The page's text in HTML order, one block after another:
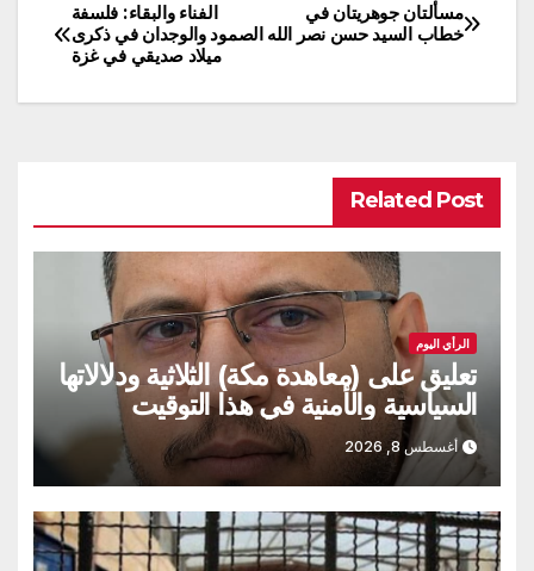
تصفّح
الفناء والبقاء: فلسفة
الصمود والوجدان في ذكرى
ميلاد صديقي في غزة
مسألتان جوهريتان في
خطاب السيد حسن نصر الله
Related Post
الرأي اليوم
تعليق على (معاهدة مكة) الثلاثية ودلالاتها
السياسية والأمنية في هذا التوقيت
أغسطس 8, 2026